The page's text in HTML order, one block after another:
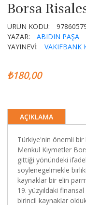
Borsa
ÜRÜN KODU:
YAZAR:
ABIDIN PAŞA
YAYINEVİ:
VAKIFBANK
₺180,00
AÇIKLAMA
Türkiye'nin önemli
Menkul Kıymetler
gittiği yönündeki
söylenegelmekle
kaynaklar bir elin
19. yüzyıldaki
birincil kaynaklar